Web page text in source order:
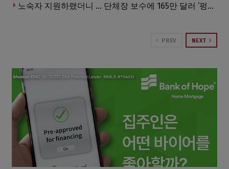
노숙자 지원하랬더니 … 단체장 보수에 165만 달러 ‘펑펑’
PREV NEXT